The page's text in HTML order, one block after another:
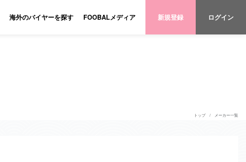
海外のバイヤーを探す FOOBALメディア 新規登録 ログイン
トップ メーカー一覧